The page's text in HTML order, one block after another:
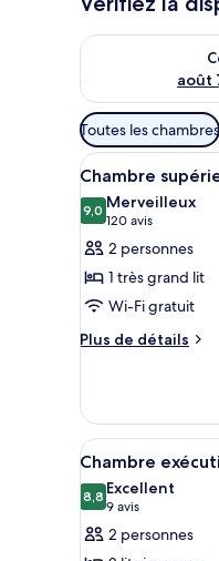
août
Vérifier la
Filtres
disponibles
pour
les
chambres
Toutes les chambres
Afficher
toutes
les
photos
pour
ce
type
de
supérieure,
1
très
grand
lit
8
Chambre
9,09,0 sur 10
Merveilleux
120 avis
(120 avis)
2 personnes
1 très grand lit
Wi-Fi gratuit
Plus de détails
Plus
Chambre
supérieure,
1
très
grand
Afficher
toutes
les
photos
pour
7
Chambre
8,88,8 sur 10
Excellent
9 avis
(9 avis)
2 personnes